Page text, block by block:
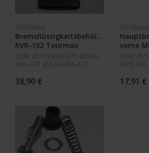
TOURMAX
Bremsflüssigkeitsbehälter
RVR-102 Tourmax
OEM: 45513-MA5-671 45520-
MA5-671 45520-MA5-672
006
38,90 €
vorne
OEM:
MZ0-760
17,91 €